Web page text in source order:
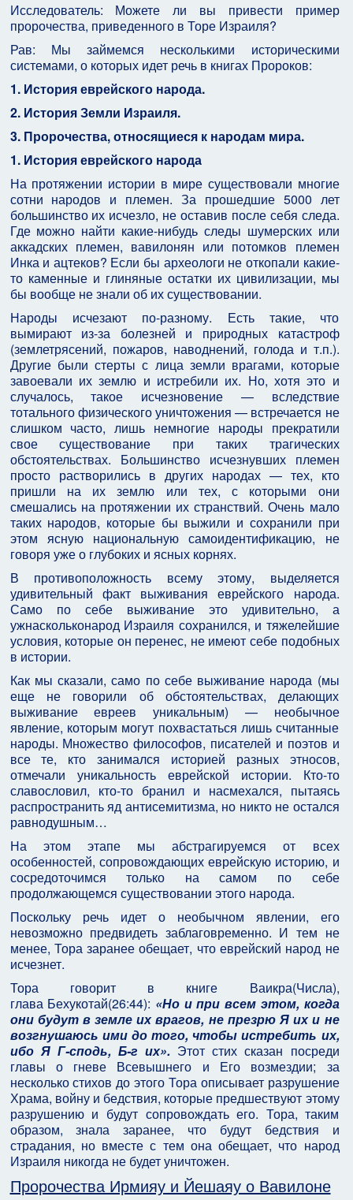
Исследователь: Можете ли вы привести пример
пророчества, приведенного в Торе Израиля?
Рав: Мы займемся несколькими историческими
системами, о которых идет речь в книгах Пророков:
1. История еврейского народа.
2. История Земли Израиля.
3. Пророчества, относящиеся к народам мира.
1. История еврейского народа
На протяжении истории в мире существовали многие
сотни народов и племен. За прошедшие 5000 лет
большинство их исчезло, не оставив после себя следа.
Где можно найти какие-нибудь следы шумерских или
аккадских племен, вавилонян или потомков племен
Инка и ацтеков? Если бы археологи не откопали какие-
то каменные и глиняные остатки их цивилизации, мы
бы вообще не знали об их существовании.
Народы исчезают по-разному. Есть такие, что
вымирают из-за болезней и природных катастроф
(землетрясений, пожаров, наводнений, голода и т.п.).
Другие были стерты с лица земли врагами, которые
завоевали их землю и истребили их. Но, хотя это и
случалось, такое исчезновение — вследствие
тотального физического уничтожения — встречается не
слишком часто, лишь немногие народы прекратили
свое существование при таких трагических
обстоятельствах. Большинство исчезнувших племен
просто растворились в других народах — тех, кто
пришли на их землю или тех, с которыми они
смешались на протяжении их странствий. Очень мало
таких народов, которые бы выжили и сохранили при
этом ясную национальную самоидентификацию, не
говоря уже о глубоких и ясных корнях.
В противоположность всему этому, выделяется
удивительный факт выживания еврейского народа.
Само по себе выживание это удивительно, а
ужнаскольконарод Израиля сохранился, и тяжелейшие
условия, которые он перенес, не имеют себе подобных
в истории.
Как мы сказали, само по себе выживание народа (мы
еще не говорили об обстоятельствах, делающих
выживание евреев уникальным) — необычное
явление, которым могут похвастаться лишь считанные
народы. Множество философов, писателей и поэтов и
все те, кто занимался историей разных этносов,
отмечали уникальность еврейской истории. Кто-то
славословил, кто-то бранил и насмехался, пытаясь
распространить яд антисемитизма, но никто не остался
равнодушным…
На этом этапе мы абстрагируемся от всех
особенностей, сопровождающих еврейскую историю, и
сосредоточимся только на самом по себе
продолжающемся существовании этого народа.
Поскольку речь идет о необычном явлении, его
невозможно предвидеть заблаговременно. И тем не
менее, Тора заранее обещает, что еврейский народ не
исчезнет.
Тора говорит в книге Ваикра(Числа),
глава Бехукотай(26:44): «Но и при всем этом, когда
они будут в земле их врагов, не презрю Я их и не
возгнушаюсь ими до того, чтобы истребить их,
ибо Я Г-сподь, Б-г их». Этот стих сказан посреди
главы о гневе Всевышнего и Его возмездии; за
несколько стихов до этого Тора описывает разрушение
Храма, войну и бедствия, которые предшествуют этому
разрушению и будут сопровождать его. Тора, таким
образом, знала заранее, что будут бедствия и
страдания, но вместе с тем она обещает, что народ
Израиля никогда не будет уничтожен.
Пророчества Ирмияу и Йешаяу о Вавилоне